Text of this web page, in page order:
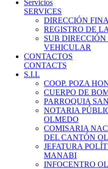
Servicios
SERVICES
DIRECCIÓN
REGISTRO DE
SUB
VEHICULAR
CONTACTOS
CONTACTS
S.I.L
COOP. POZA
CUERPO DE
PARROQUIA
NOTARIA
OLMEDO
COMISARIA
DEL CANTÓN
JEFATURA
MANABI
INFOCENTRO